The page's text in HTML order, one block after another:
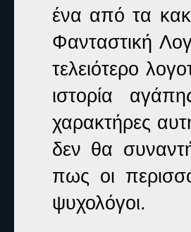
ένα από τα
Φανταστική
τελειότερο
ιστορία
χαρακτήρες
δεν θα
πως οι
ψυχολόγοι.